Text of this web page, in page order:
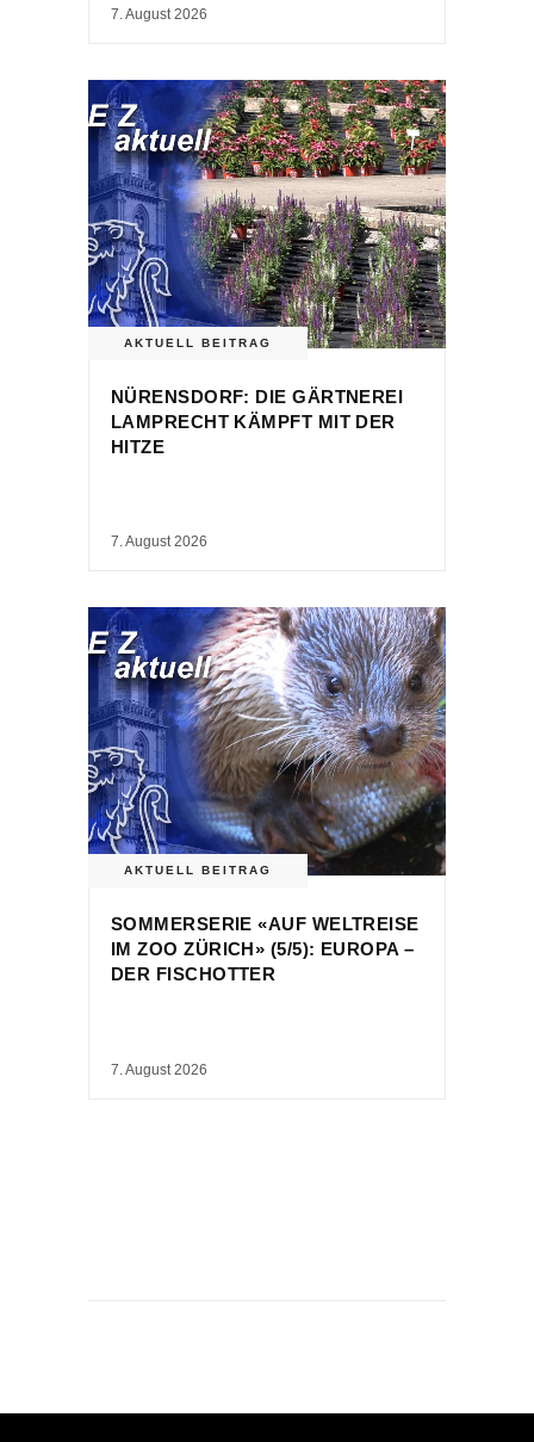
7. August 2026
AKTUELL BEITRAG
NÜRENSDORF: DIE GÄRTNEREI
LAMPRECHT KÄMPFT MIT DER
HITZE
7. August 2026
AKTUELL BEITRAG
SOMMERSERIE «AUF WELTREISE
IM ZOO ZÜRICH» (5/5): EUROPA –
DER FISCHOTTER
7. August 2026